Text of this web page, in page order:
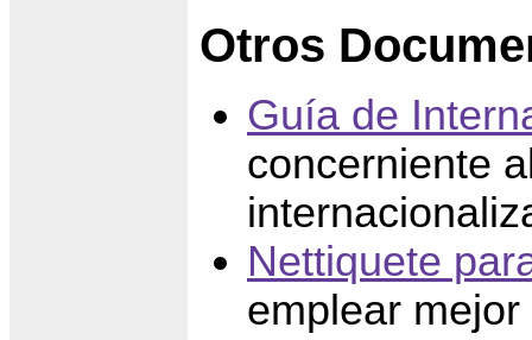
Otros
Guía de
concerniente
Nettiquete
emplear